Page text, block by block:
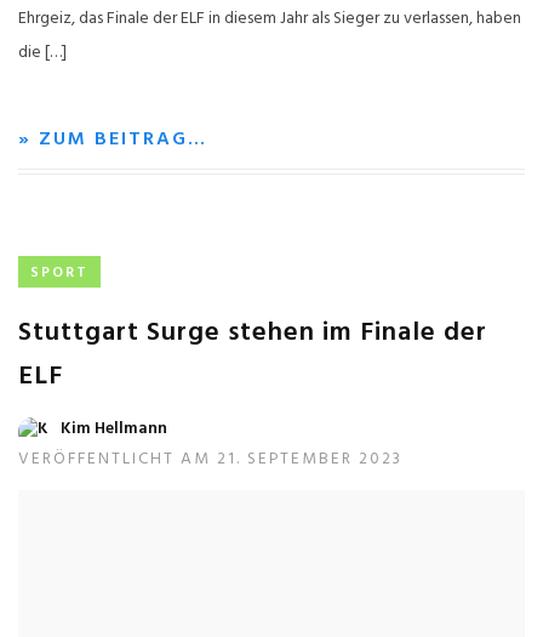
Ehrgeiz, das Finale der ELF in diesem Jahr als Sieger zu verlassen, haben
die […]
» ZUM BEITRAG…
SPORT
Stuttgart Surge stehen im Finale der
ELF
Kim Hellmann
VERÖFFENTLICHT AM 21. SEPTEMBER 2023